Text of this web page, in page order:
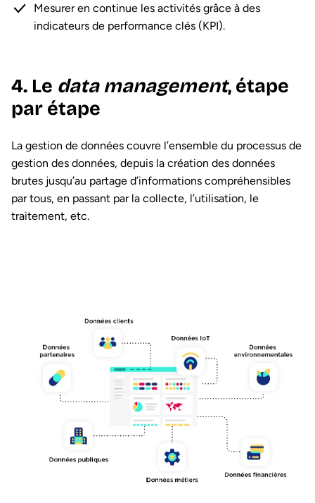
Mesurer en continue les activités grâce à des
indicateurs de performance clés (KPI).
4. Le data management, étape
par étape
La gestion de données couvre l’ensemble du processus de
gestion des données, depuis la création des données
brutes jusqu’au partage d’informations compréhensibles
par tous, en passant par la collecte, l’utilisation, le
traitement, etc.